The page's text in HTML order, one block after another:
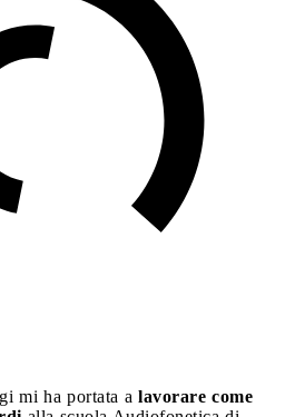
mi ha portata a lavorare come